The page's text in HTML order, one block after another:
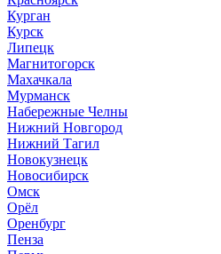
Курган
Курск
Липецк
Магнитогорск
Махачкала
Мурманск
Набережные Челны
Нижний Новгород
Нижний Тагил
Новокузнецк
Новосибирск
Омск
Орёл
Оренбург
Пенза